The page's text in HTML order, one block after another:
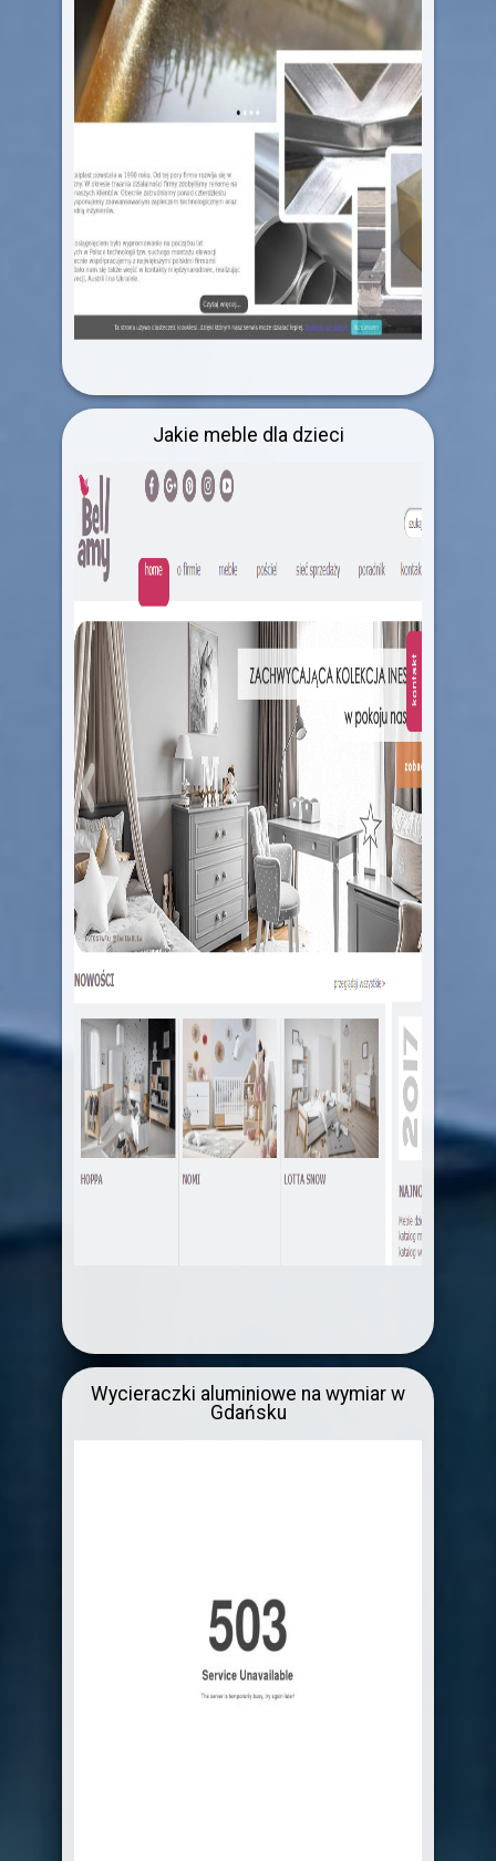
Jakie meble dla dzieci
Wycieraczki aluminiowe na wymiar w
Gdańsku